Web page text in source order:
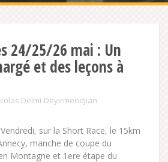
24/25/26 mai : Un
et des leçons à
Delmi-Deyirmendjian
sur la Short Race, le 15km
manche de coupe du
Montagne et 1ere étape du